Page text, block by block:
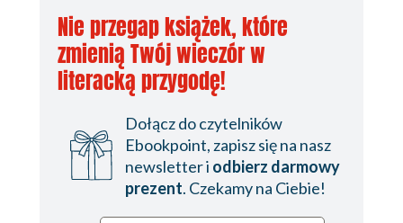
Nie przegap książek, które
zmienią Twój wieczór w
literacką przygodę!
Dołącz do czytelników
Ebookpoint, zapisz się na nasz
newsletter i odbierz darmowy
prezent. Czekamy na Ciebie!